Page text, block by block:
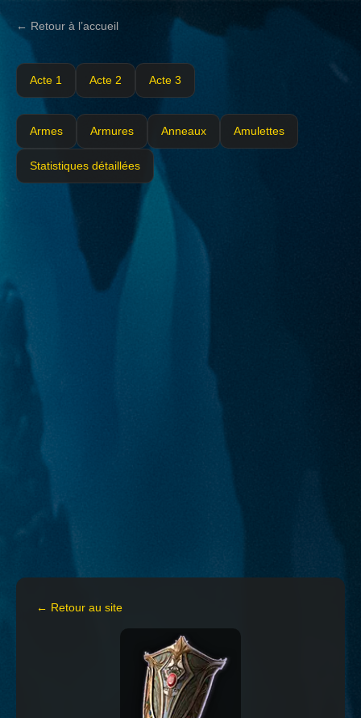
← Retour à l’accueil
Acte 1 Acte 2 Acte 3
Armes Armures Anneaux Amulettes
Statistiques détaillées
← Retour au site